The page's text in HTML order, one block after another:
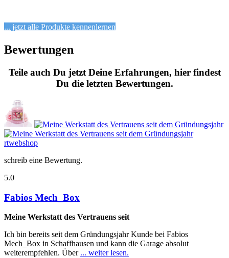
... jetzt alle Produkte kennenlernen
Bewertungen
Teile auch Du jetzt Deine Erfahrungen, hier findest
Du die letzten Bewertungen.
rtwebshop
schreib eine Bewertung.
5.0
Fabios Mech_Box
Meine Werkstatt des Vertrauens seit
Ich bin bereits seit dem Gründungsjahr Kunde bei Fabios
Mech_Box in Schaffhausen und kann die Garage absolut
weiterempfehlen. Über ... weiter lesen.